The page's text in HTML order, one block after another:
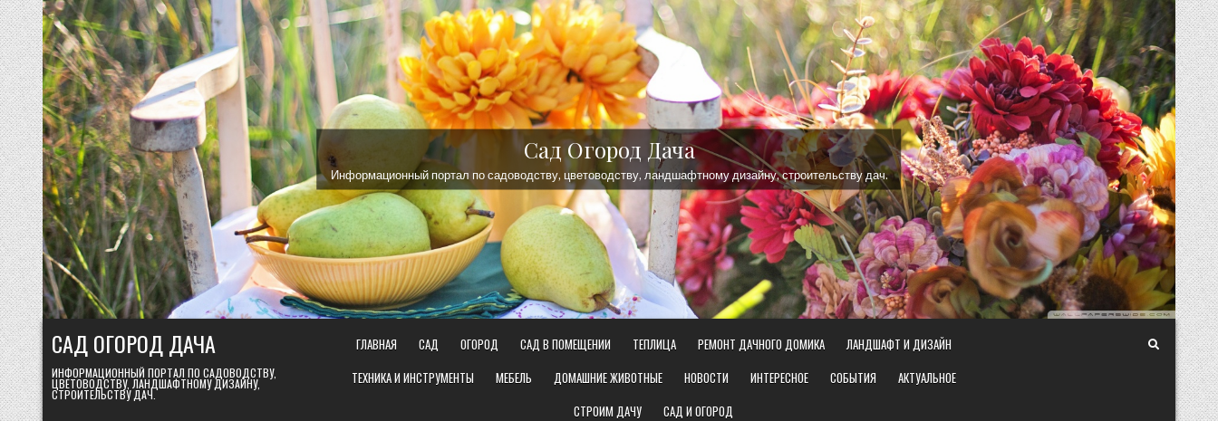
Skip
to
content
Сад Огород Дача
Информационный портал по садоводству, цветоводству, ландшафтному дизайну, строительству дач.
САД ОГОРОД ДАЧА
ИНФОРМАЦИОННЫЙ ПОРТАЛ ПО САДОВОДСТВУ,
ЦВЕТОВОДСТВУ, ЛАНДШАФТНОМУ ДИЗАЙНУ,
СТРОИТЕЛЬСТВУ ДАЧ.
ГЛАВНАЯ САД ОГОРОД САД В ПОМЕЩЕНИИ ТЕПЛИЦА РЕМОНТ ДАЧНОГО ДОМИКА
ЛАНДШАФТ И ДИЗАЙН
ТЕХНИКА И ИНСТРУМЕНТЫ
МЕБЕЛЬ ДОМАШНИЕ ЖИВОТНЫЕ НОВОСТИ ИНТЕРЕСНОЕ СОБЫТИЯ
АКТУАЛЬНОЕ
СТРОИМ ДАЧУ
САД И ОГОРОД